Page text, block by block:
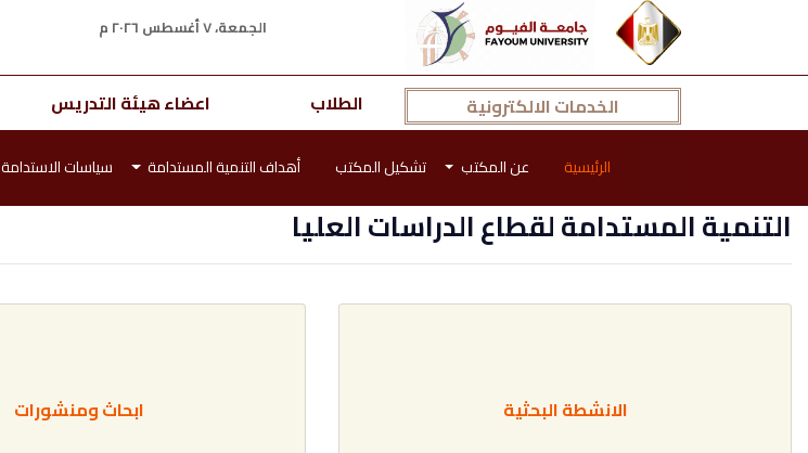
الجمعة، ٧ أغسطس ٢٠٢٦ م
الخدمات الالكترونية الطلاب اعضاء هيئة التدريس
الرئيسية عن المكتب تشكيل المكتب أهداف التنمية المستدامة سياسات الاستدامة
التنمية المستدامة لقطاع الدراسات العليا
الانشطة البحثية ابحاث ومنشورات